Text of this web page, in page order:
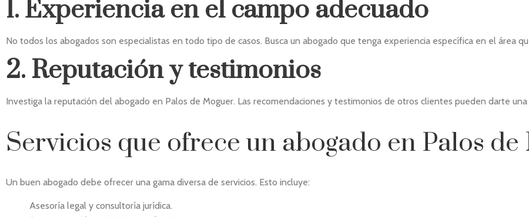
1. Experiencia en el campo adecuado
No todos los abogados son especialistas en todo tipo de casos. Busca un abogado que tenga experiencia específica en el área
2. Reputación y testimonios
Investiga la reputación del abogado en Palos de Moguer. Las recomendaciones y testimonios de otros clientes pueden darte
Servicios que ofrece un abogado en Palos
Un buen abogado debe ofrecer una gama diversa de servicios. Esto incluye:
Asesoría legal y consultoría jurídica.